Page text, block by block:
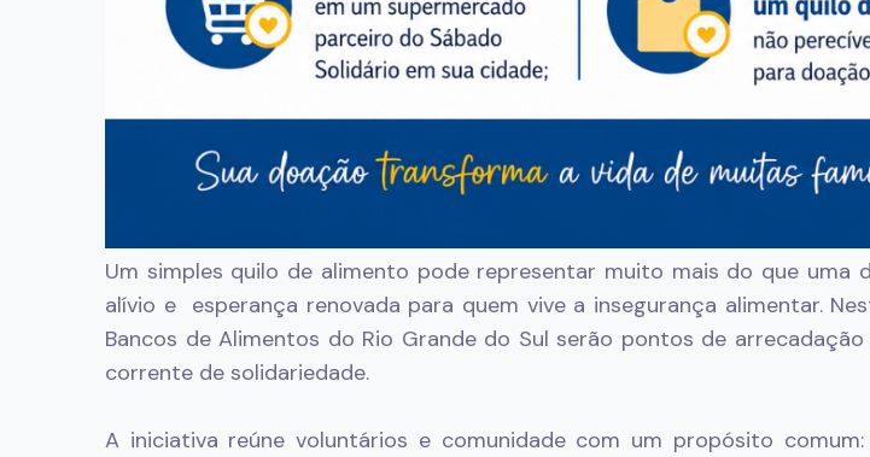
Um simples quilo de alimento pode representar muito mais do que uma
alívio e esperança renovada para quem vive a insegurança alimentar.
Bancos de Alimentos do Rio Grande do Sul serão pontos de
corrente de solidariedade.
A iniciativa reúne voluntários e comunidade com um propósito